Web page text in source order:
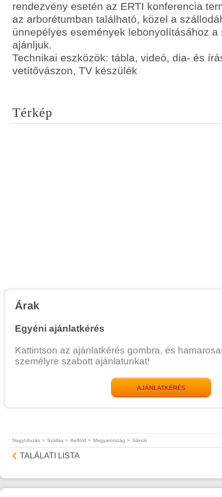
rendezvény esetén az ERTI konferencia
az arborétumban található, közel a
ünnepélyes események lebonyolításához a
ajánljuk.
Technikai eszközök: tábla, videó, dia- és
vetítővászon, TV készülék
Térkép
Árak
Egyéni ajánlatkérés
Kattintson az ajánlatkérés gombra, és
személyre szabott ajánlatunkat!
AJÁNLATKÉRÉS
NagyUtazás > Szállás > Belföld > Magyarország > Sárvár
TALÁLATI LISTA